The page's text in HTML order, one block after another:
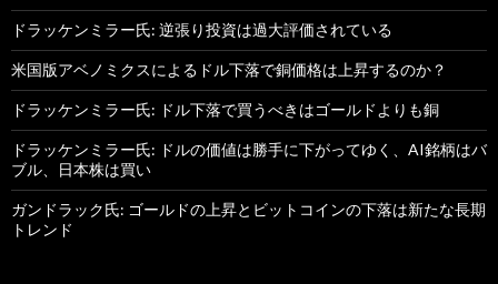
ドラッケンミラー氏: 逆張り投資は過大評価されている
米国版アベノミクスによるドル下落で銅価格は上昇するのか？
ドラッケンミラー氏: ドル下落で買うべきはゴールドよりも銅
ドラッケンミラー氏: ドルの価値は勝手に下がってゆく、AI銘柄はバ
ブル、日本株は買い
ガンドラック氏: ゴールドの上昇とビットコインの下落は新たな長期
トレンド